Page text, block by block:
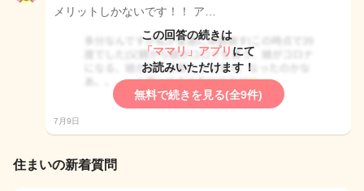
メリットしかないです！！ ア…
この回答の続きは
「ママリ」アプリ にて
お読みいただけます！
無料で続きを見る(全9件)
7月9日
住まいの新着質問